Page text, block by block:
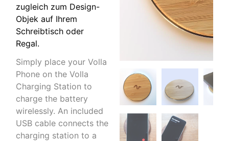
zugleich zum Design-
Objek auf Ihrem
Schreibtisch oder
Regal.
Simply place your Volla
Phone on the Volla
Charging Station to
charge the battery
wirelessly. An included
USB cable connects the
charging station to a